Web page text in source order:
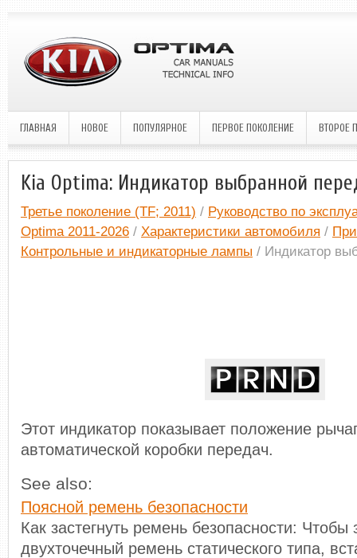
ГЛАВНАЯ НОВОЕ ПОПУЛЯРНОЕ ПЕРВОЕ ПОКОЛЕНИЕ ВТОРОЕ
Kia Optima: Индикатор выбранной
Третье поколение (TF; 2011) / Руководство по
Optima 2011-2026 / Характеристики автомобиля /
Контрольные и индикаторные лампы / Индикатор
Этот индикатор показывает положение
автоматической коробки передач.
See also:
Поясной ремень безопасности
Как застегнуть ремень безопасности: Чтобы
двухточечный ремень статического типа,